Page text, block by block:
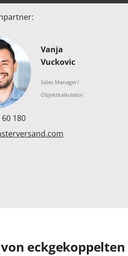
Vanja
Vuckovic
Sales Manager/
Objektkalkulator
180